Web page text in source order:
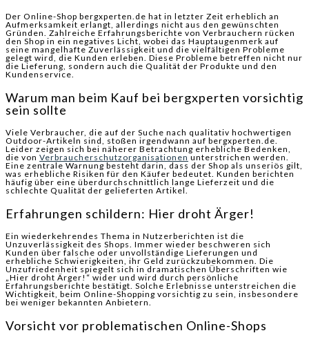
Der Online-Shop bergxperten.de hat in letzter Zeit erheblich an
Aufmerksamkeit erlangt, allerdings nicht aus den gewünschten
Gründen. Zahlreiche Erfahrungsberichte von Verbrauchern rücken
den Shop in ein negatives Licht, wobei das Hauptaugenmerk auf
seine mangelhafte Zuverlässigkeit und die vielfältigen Probleme
gelegt wird, die Kunden erleben. Diese Probleme betreffen nicht nur
die Lieferung, sondern auch die Qualität der Produkte und den
Kundenservice.
Warum man beim Kauf bei bergxperten vorsichtig
sein sollte
Viele Verbraucher, die auf der Suche nach qualitativ hochwertigen
Outdoor-Artikeln sind, stoßen irgendwann auf bergxperten.de.
Leider zeigen sich bei näherer Betrachtung erhebliche Bedenken,
die von Verbraucherschutzorganisationen unterstrichen werden.
Eine zentrale Warnung besteht darin, dass der Shop als unseriös gilt,
was erhebliche Risiken für den Käufer bedeutet. Kunden berichten
häufig über eine überdurchschnittlich lange Lieferzeit und die
schlechte Qualität der gelieferten Artikel.
Erfahrungen schildern: Hier droht Ärger!
Ein wiederkehrendes Thema in Nutzerberichten ist die
Unzuverlässigkeit des Shops. Immer wieder beschweren sich
Kunden über falsche oder unvollständige Lieferungen und
erhebliche Schwierigkeiten, ihr Geld zurückzubekommen. Die
Unzufriedenheit spiegelt sich in dramatischen Überschriften wie
„Hier droht Ärger!“ wider und wird durch persönliche
Erfahrungsberichte bestätigt. Solche Erlebnisse unterstreichen die
Wichtigkeit, beim Online-Shopping vorsichtig zu sein, insbesondere
bei weniger bekannten Anbietern.
Vorsicht vor problematischen Online-Shops